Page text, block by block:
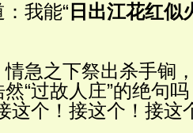
：我能“ 日出江花红似
急之下祭出杀手锏
然“过故人庄”的绝句吗
这个！接这个！接这